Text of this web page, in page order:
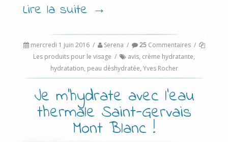
Lire la suite →
mercredi 1 juin 2016 / Serena / 25Commentaires /
Les produits pour le visage / avis, crème hydratante,
hydratation, peau déshydratée, Yves Rocher
Je m’hydrate avec l’eau
thermale Saint-Gervais
Mont Blanc !